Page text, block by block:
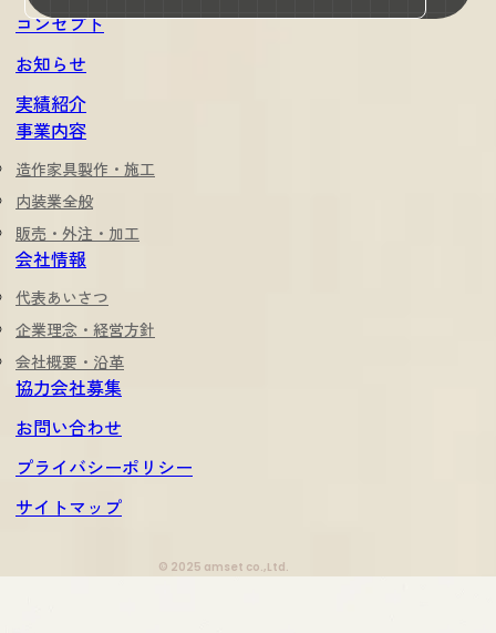
コンセプト
お知らせ
実績紹介
事業内容
造作家具製作・施工
内装業全般
販売・外注・加工
会社情報
代表あいさつ
企業理念・経営方針
会社概要・沿革
協力会社募集
お問い合わせ
プライバシーポリシー
サイトマップ
© 2025 amset co.,Ltd.